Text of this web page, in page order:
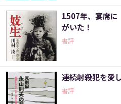
1507年、宴席に
がいた！
書評
連続射殺犯を愛
書評